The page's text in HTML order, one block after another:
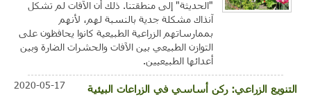
"الحديثة" إلى منطقتنا. ذلك أن الآفات لم تشكل
آنذاك مشكلة جدية بالنسبة لهم، لأنهم
بممارساتهم الزراعية الطبيعية كانوا يحافظون على
التوازن الطبيعي بين الآفات والحشرات الضارة وبين
أعدائها الطبيعيين.
التنويع الزراعي: ركن أساسي في الزراعات البيئية
2020-05-17